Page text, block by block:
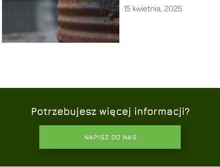
15 kwietnia, 2025
Potrzebujesz więcej informacji?
NAPISZ DO NAS